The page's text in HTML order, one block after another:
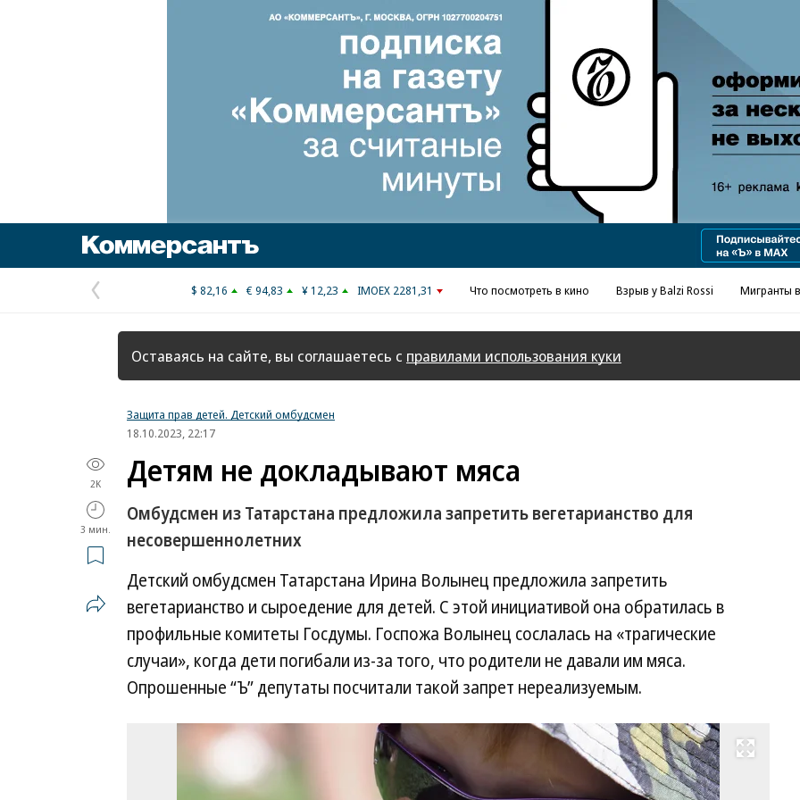
Реклама в «Ъ» www.kommersant.ru/ad
Предыдущая
страница
$ 82,16 € 94,83 ¥ 12,23 IMOEX 2281,31 Что посмотреть в кино Взрыв у Balzi Rossi Мигранты
Оставаясь на сайте, вы соглашаетесь с правилами использования куки
Защита прав детей. Детский омбудсмен
18.10.2023, 22:17
2K
3 мин.
Детям не докладывают мяса
Омбудсмен из Татарстана предложила запретить вегетарианство для
несовершеннолетних
Детский омбудсмен Татарстана Ирина Волынец предложила запретить
вегетарианство и сыроедение для детей. С этой инициативой она обратилась в
профильные комитеты Госдумы. Госпожа Волынец сослалась на «трагические
случаи», когда дети погибали из-за того, что родители не давали им мяса.
Опрошенные “Ъ” депутаты посчитали такой запрет нереализуемым.
Развернуть на весь экран